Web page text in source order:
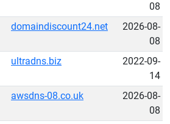
08
domaindiscount24.net
2026-08-
08
ultradns.biz
2022-09-
14
awsdns-08.co.uk
2026-08-
08